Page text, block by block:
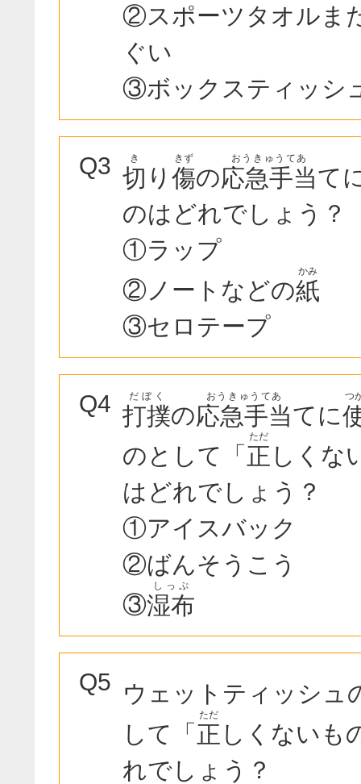
②スポーツタオルま
ぐい
③ボックスティッシ
Q3 切
き
り 傷
きず
の応急手当
おうきゅうてあ
て
のはどれでしょう？
①ラップ
②ノートなどの紙
かみ
③セロテープ
Q4 打撲
だぼく
の応急手当
おうきゅうてあ
てに
つ
のとして「 正
ただ
しくな
はどれでしょう？
①アイスバック
②ばんそうこう
③湿布
しっぷ
Q5 ウェットティッシュ
して「 正
ただ
しくないも
れでしょう？